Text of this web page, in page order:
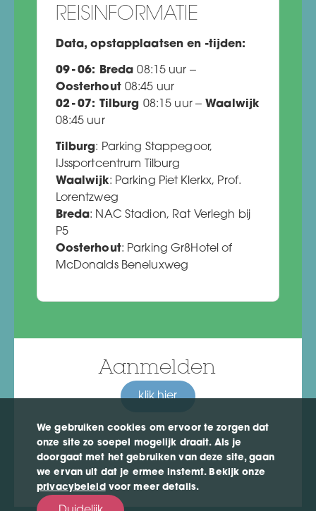
REISINFORMATIE
Data, opstapplaatsen en -tijden:
09 - 06: Breda08:15 uur –
Oosterhout 08:45 uur
02 - 07: Tilburg 08:15 uur – Waalwijk
08:45 uur
Tilburg: Parking Stappegoor,
IJssportcentrum Tilburg
Waalwijk: Parking Piet Klerkx, Prof.
Lorentzweg
Breda: NAC Stadion, Rat Verlegh bij
P5
Oosterhout: Parking Gr8Hotel of
McDonalds Beneluxweg
Aanmelden
klik hier
We gebruiken cookies om ervoor te zorgen dat
onze site zo soepel mogelijk draait. Als je
doorgaat met het gebruiken van deze site, gaan
we ervan uit dat je ermee instemt. Bekijk onze
privacybeleid voor meer details.